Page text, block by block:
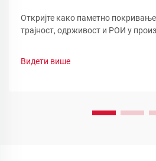
Откријте како паметно
трајност, одрживост и РОИ у
Видети више